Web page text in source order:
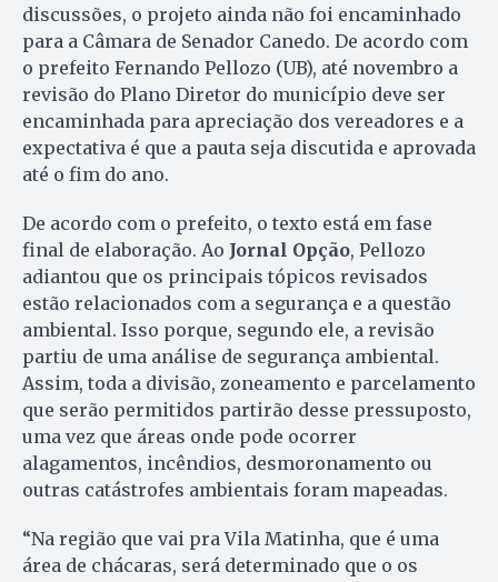
discussões, o projeto ainda não foi encaminhado
para a Câmara de Senador Canedo. De acordo com
o prefeito Fernando Pellozo (UB), até novembro a
revisão do Plano Diretor do município deve ser
encaminhada para apreciação dos vereadores e a
expectativa é que a pauta seja discutida e aprovada
até o fim do ano.
De acordo com o prefeito, o texto está em fase
final de elaboração. Ao Jornal Opção, Pellozo
adiantou que os principais tópicos revisados
estão relacionados com a segurança e a questão
ambiental. Isso porque, segundo ele, a revisão
partiu de uma análise de segurança ambiental.
Assim, toda a divisão, zoneamento e parcelamento
que serão permitidos partirão desse pressuposto,
uma vez que áreas onde pode ocorrer
alagamentos, incêndios, desmoronamento ou
outras catástrofes ambientais foram mapeadas.
“Na região que vai pra Vila Matinha, que é uma
área de chácaras, será determinado que o os